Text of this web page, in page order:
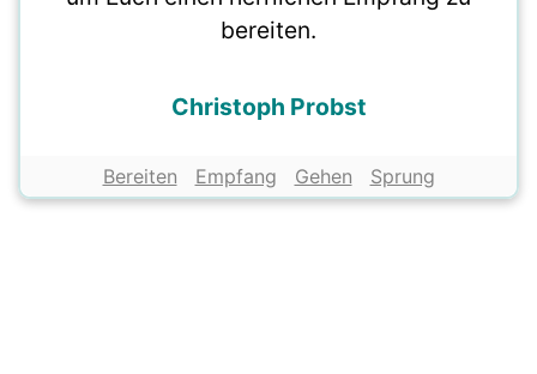
bereiten.
Christoph Probst
Bereiten Empfang Gehen Sprung